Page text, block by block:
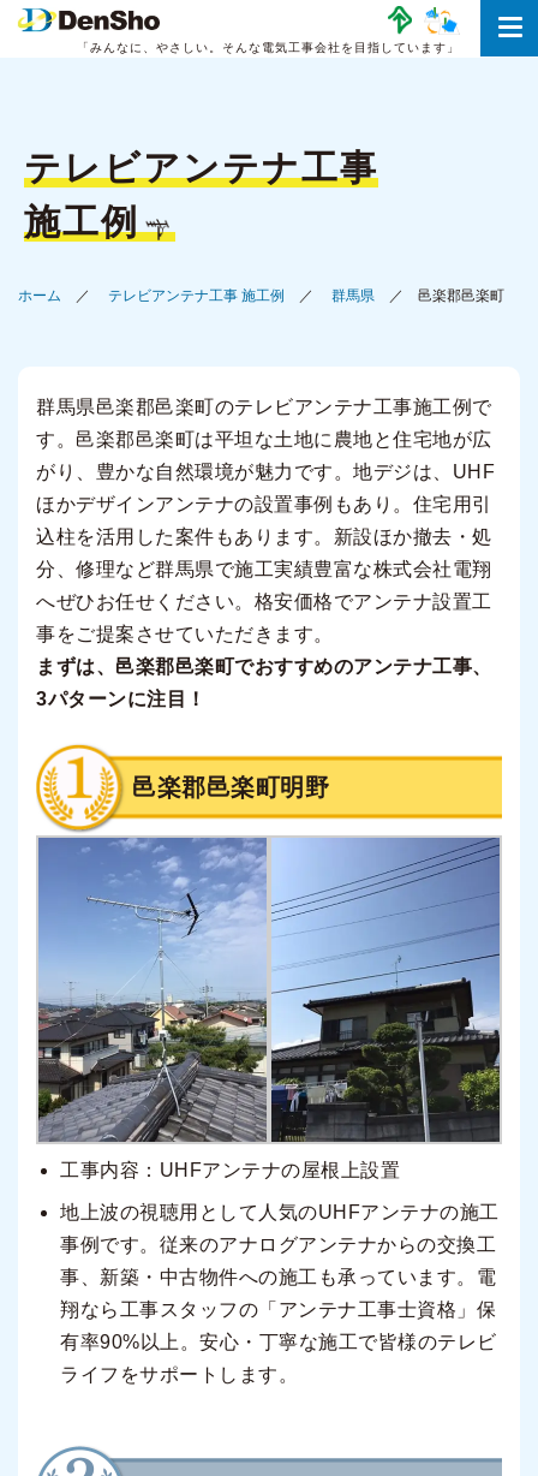
「みんなに、やさしい。 そんな電気工事会社を目指しています」
テレビアンテナ工事
施工例
ホーム テレビアンテナ工事 施工例 群馬県 邑楽郡邑楽町
群馬県邑楽郡邑楽町のテレビアンテナ工事施工例で
す。邑楽郡邑楽町は平坦な土地に農地と住宅地が広
がり、豊かな自然環境が魅力です。地デジは、UHF
ほかデザインアンテナの設置事例もあり。住宅用引
込柱を活用した案件もあります。新設ほか撤去・処
分、修理など群馬県で施工実績豊富な株式会社電翔
へぜひお任せください。格安価格でアンテナ設置工
事をご提案させていただきます。
まずは、邑楽郡邑楽町でおすすめのアンテナ工事、
3パターンに注目！
邑楽郡邑楽町明野
工事内容：UHFアンテナの屋根上設置
地上波の視聴用として人気のUHFアンテナの施工
事例です。従来のアナログアンテナからの交換工
事、新築・中古物件への施工も承っています。電
翔なら工事スタッフの「アンテナ工事士資格」保
有率90%以上。安心・丁寧な施工で皆様のテレビ
ライフをサポートします。